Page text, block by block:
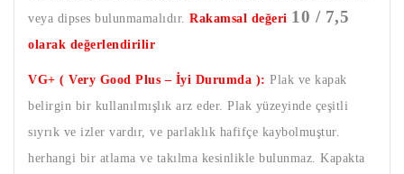
veya dipses bulunmamalıdır. Rakamsal değeri 10 / 7,5
olarak değerlendirilir
VG+ ( Very Good Plus – İyi Durumda ): Plak ve kapak
belirgin bir kullanılmışlık arz eder. Plak yüzeyinde çeşitli
sıyrık ve izler vardır, ve parlaklık hafifçe kaybolmuştur.
herhangi bir atlama ve takılma kesinlikle bulunmaz. Kapakta